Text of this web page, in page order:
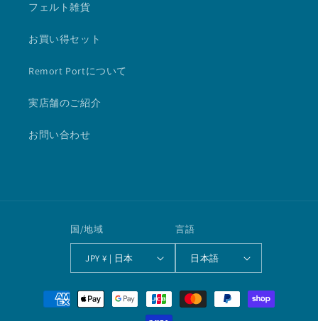
フェルト雑貨
お買い得セット
Remort Portについて
実店舗のご紹介
お問い合わせ
国/地域
JPY ¥ | 日本
言語
日本語